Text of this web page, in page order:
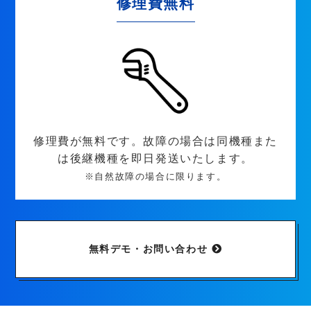
修理費が無料です。故障の場合は同機種また
は後継機種を即日発送いたします。
※自然故障の場合に限ります。
無料デモ・お問い合わせ